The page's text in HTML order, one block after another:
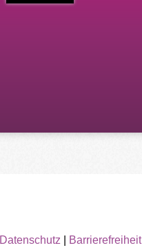
Datenschutz Barrierefreiheit